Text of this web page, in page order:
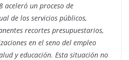
aceleró un proceso de
de los servicios públicos,
recortes presupuestarios,
en el seno del empleo
y educación. Esta situación no